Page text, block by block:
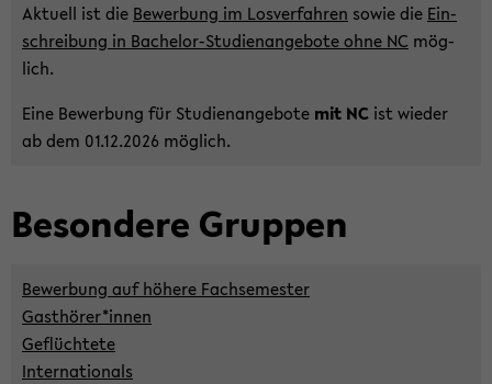
Ak­tu­ell ist die Be­wer­bung im Los­ver­fah­ren sowie die Ein­
schrei­bung in Bachelor-​Studienangebote ohne NC mög­
lich.
Eine Be­wer­bung für Stu­di­en­an­ge­bo­te mit NC ist wie­der
ab dem 01.12.2026 mög­lich.
Be­son­de­re Grup­pen
Be­wer­bung auf hö­he­re Fach­se­mes­ter
Gast­hö­rer*innen
Ge­flüch­te­te
In­ter­na­tio­nals